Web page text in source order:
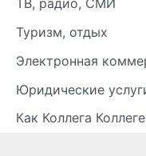
ТВ, радио, СМИ
Туризм, отдых
Электронная
Юридические
Как Коллега